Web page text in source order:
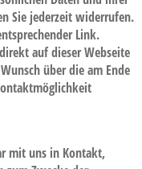
Sie jederzeit widerrufen.
Link.
auf dieser Webseite
über die am Ende
mit uns in Kontakt,